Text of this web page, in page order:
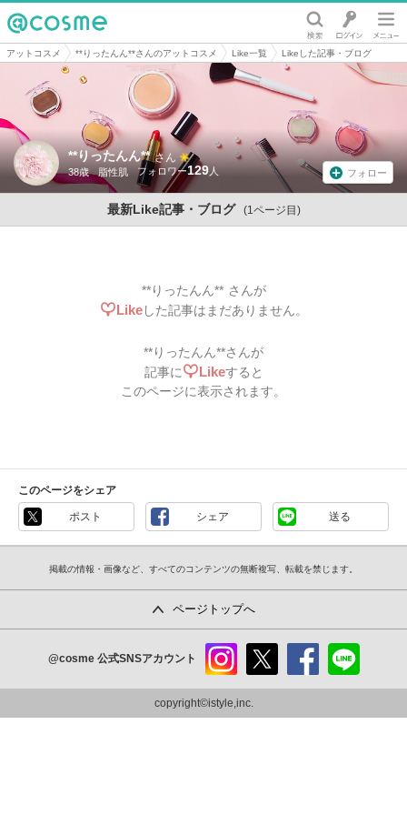
@cosme
アットコスメ **りったんん**さんのアットコスメ Like一覧 Likeした記事・ブログ
**りったんん** さん
38歳 脂性肌 129 フォロー
最新Like記事・ブログ (1ページ目)
**りったんん** さんが
Likeした記事はまだありません。
**りったんん**さんが
記事に
Likeすると
このページに表示されます。
このページをシェア
ポスト シェア 送る
掲載の情報・画像など、すべてのコンテンツの無断複写、転載を禁じます。
ページトップへ
@cosme 公式SNSアカウント
ram
copyright©istyle,inc.